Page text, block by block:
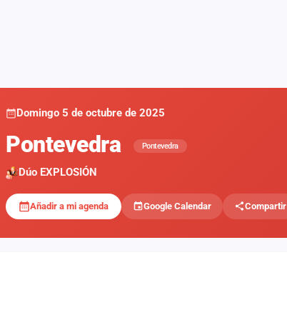
Domingo 5 de octubre de 2025
Pontevedra Pontevedra
Dúo EXPLOSIÓN
Añadir a mi agenda Google Calendar Compartir